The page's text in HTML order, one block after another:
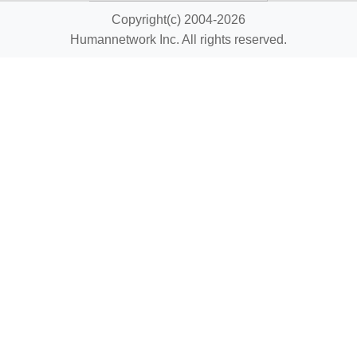
Copyright(c) 2004-2026
Humannetwork Inc. All rights reserved.